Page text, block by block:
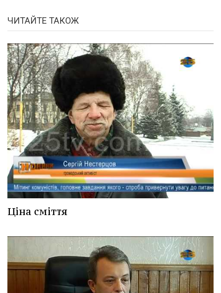
ЧИТАЙТЕ ТАКОЖ
Ціна сміття